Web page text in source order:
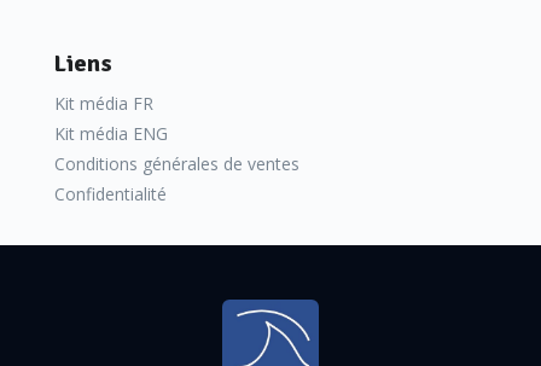
Liens
Kit média FR
Kit média ENG
Conditions générales de ventes
Confidentialité